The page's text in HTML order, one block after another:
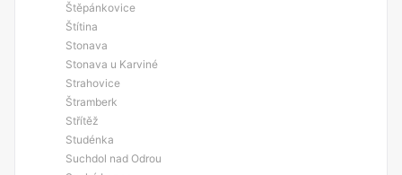
Štěpánkovice
Štítina
Stonava
Stonava u Karviné
Strahovice
Štramberk
Střítěž
Studénka
Suchdol nad Odrou